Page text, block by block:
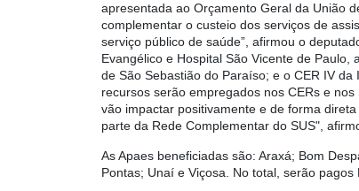
apresentada ao Orçamento Geral da União
complementar o custeio dos serviços de
serviço público de saúde”, afirmou o
Evangélico e Hospital São Vicente de
de São Sebastião do Paraíso; e o CER IV
recursos serão empregados nos CERs e
vão impactar positivamente e de forma
parte da Rede Complementar do SUS",
As Apaes beneficiadas são: Araxá; Bom
Pontas; Unaí e Viçosa. No total, serão pagos